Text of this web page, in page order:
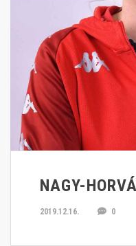
NAGY-
2019.12.16. 0